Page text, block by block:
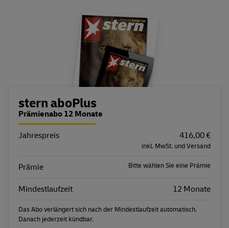
Bestellübersicht
stern aboPlus
Prämienabo 12 Monate
Eigenschaft
Jahrespreis 416,00 €
inkl. MwSt. und Versand
Prämie Bitte wählen Sie eine Prämie
Mindestlaufzeit 12 Monate
Das Abo verlängert sich nach der Mindestlaufzeit automatisch.
Danach jederzeit kündbar.